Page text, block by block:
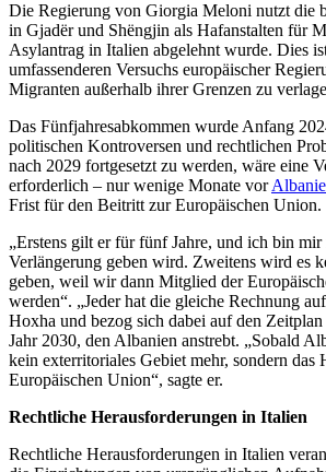
Die Regierung von Giorgia Meloni nutzt die
in Gjadër und Shëngjin als Hafanstalten für
Asylantrag in Italien abgelehnt wurde. Dies
umfassenderen Versuchs europäischer
Migranten außerhalb ihrer Grenzen zu
Das Fünfjahresabkommen wurde Anfang
politischen Kontroversen und rechtlichen
nach 2029 fortgesetzt zu werden, wäre eine
erforderlich – nur wenige Monate vor
Frist für den Beitritt zur Europäischen Union.
„Erstens gilt er für fünf Jahre, und ich bin mir
Verlängerung geben wird. Zweitens wird es
geben, weil wir dann Mitglied der
werden“. „Jeder hat die gleiche Rechnung
Hoxha und bezog sich dabei auf den
Jahr 2030, den Albanien anstrebt. „Sobald
kein exterritoriales Gebiet mehr, sondern das
Europäischen Union“, sagte er.
Rechtliche Herausforderungen in Italien
Rechtliche Herausforderungen in Italien